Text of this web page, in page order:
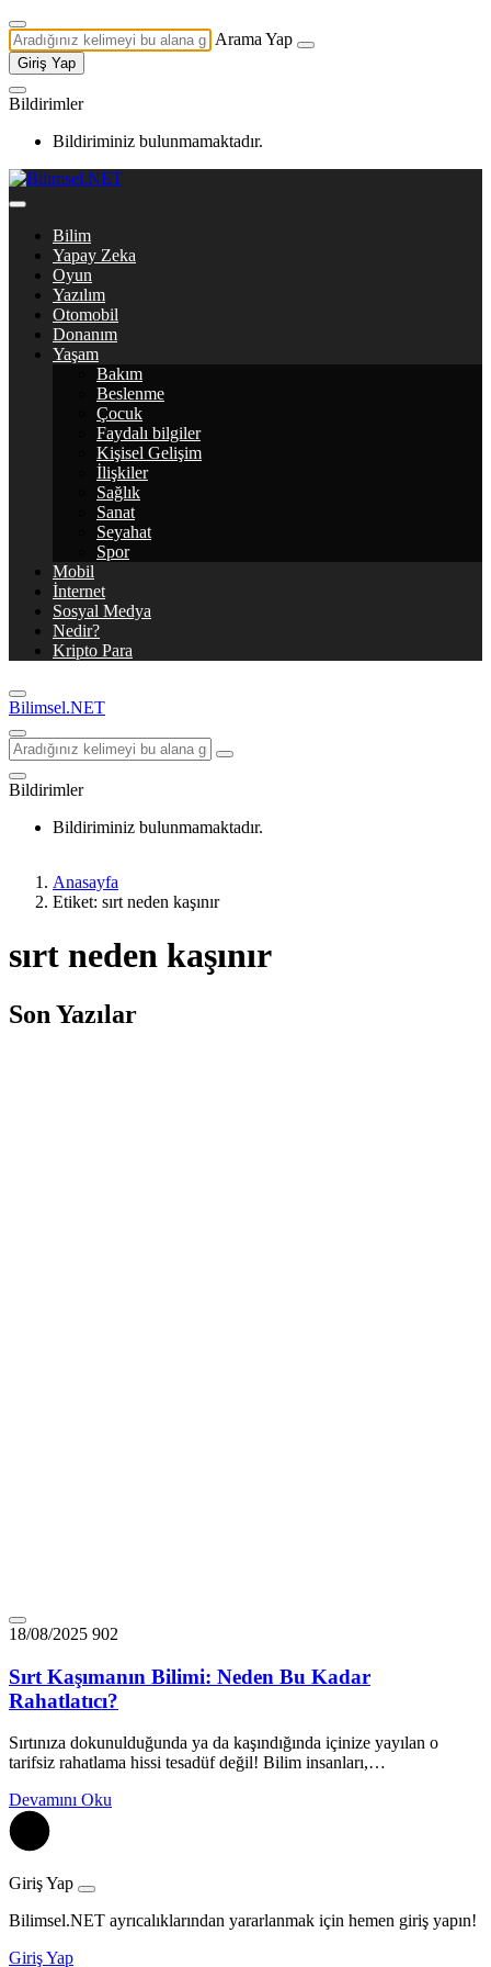
Arama Yap
Giriş Yap
Bildirimler
Bildiriminiz bulunmamaktadır.
Bilim
Yapay Zeka
Oyun
Yazılım
Otomobil
Donanım
Yaşam
Bakım
Beslenme
Çocuk
Faydalı bilgiler
Kişisel Gelişim
İlişkiler
Sağlık
Sanat
Seyahat
Spor
Mobil
İnternet
Sosyal Medya
Nedir?
Kripto Para
Bilimsel.NET
Bildirimler
Bildiriminiz bulunmamaktadır.
Anasayfa
Etiket: sırt neden kaşınır
sırt neden kaşınır
Son Yazılar
18/08/2025 902
Sırt Kaşımanın Bilimi: Neden Bu Kadar
Rahatlatıcı?
Sırtınıza dokunulduğunda ya da kaşındığında içinize yayılan o
tarifsiz rahatlama hissi tesadüf değil! Bilim insanları,…
Devamını Oku
Giriş Yap
Bilimsel.NET ayrıcalıklarından yararlanmak için hemen giriş yapın!
Giriş Yap